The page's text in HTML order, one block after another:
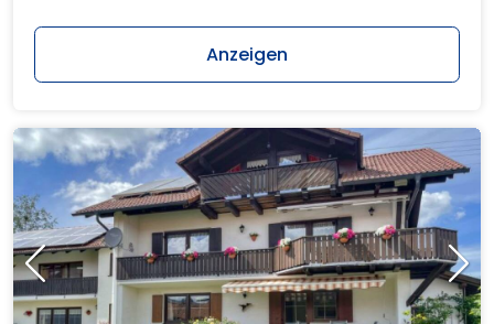
Anzeigen